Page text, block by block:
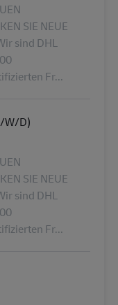
SIE NEUE
sind DHL
Fr...
W/D)
SIE NEUE
sind DHL
Fr...